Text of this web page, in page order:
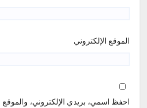
الموقع الإلكتروني
احفظ اسمي، بريدي الإلكتروني، والموقع